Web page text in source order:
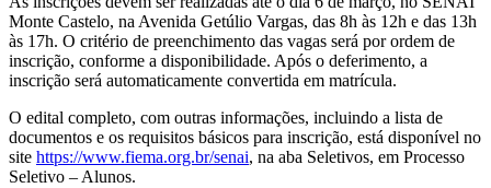
Monte Castelo, na Avenida Getúlio Vargas, das 8h às 12h e das 13h
às 17h. O critério de preenchimento das vagas será por ordem de
inscrição, conforme a disponibilidade. Após o deferimento, a
inscrição será automaticamente convertida em matrícula.
O edital completo, com outras informações, incluindo a lista de
documentos e os requisitos básicos para inscrição, está disponível no
site https://www.fiema.org.br/senai, na aba Seletivos, em Processo
Seletivo – Alunos.